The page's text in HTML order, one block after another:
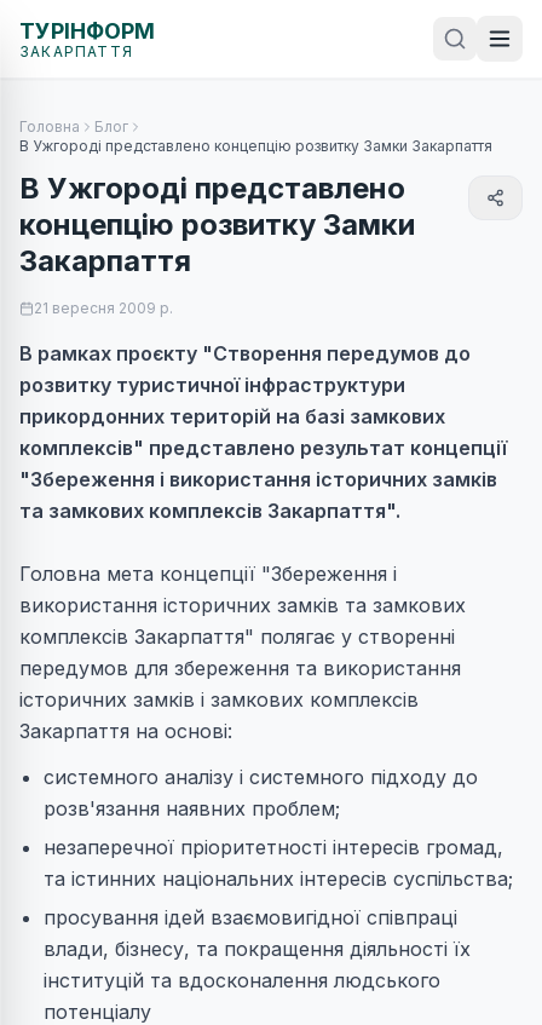
ТУРІНФОРМ
ЗАКАРПАТТЯ
Головна
Блог
В Ужгороді представлено концепцію розвитку Замки Закарпаття
В Ужгороді представлено
концепцію розвитку Замки
Закарпаття
21 вересня 2009 р.
В рамках проєкту "Створення передумов до
розвитку туристичної інфраструктури
прикордонних територій на базі замкових
комплексів" представлено результат концепції
"Збереження і використання історичних замків
та замкових комплексів Закарпаття".
Головна мета концепції "Збереження і
використання історичних замків та замкових
комплексів Закарпаття" полягає у створенні
передумов для збереження та використання
історичних замків і замкових комплексів
Закарпаття на основі:
системного аналізу і системного підходу до
розв'язання наявних проблем;
незаперечної пріоритетності інтересів громад,
та істинних національних інтересів суспільства;
просування ідей взаємовигідної співпраці
влади, бізнесу, та покращення діяльності їх
інституцій та вдосконалення людського
потенціалу